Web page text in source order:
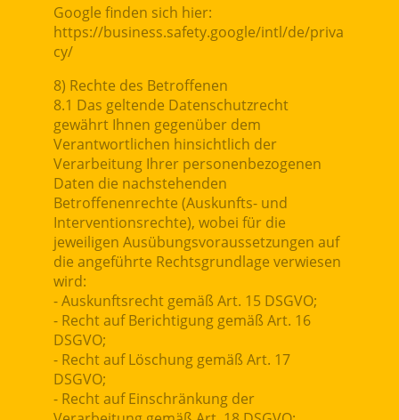
Google finden sich hier:
https://business.safety.google/intl/de/priva
cy/
8) Rechte des Betroffenen
8.1 Das geltende Datenschutzrecht
gewährt Ihnen gegenüber dem
Verantwortlichen hinsichtlich der
Verarbeitung Ihrer personenbezogenen
Daten die nachstehenden
Betroffenenrechte (Auskunfts- und
Interventionsrechte), wobei für die
jeweiligen Ausübungsvoraussetzungen auf
die angeführte Rechtsgrundlage verwiesen
wird:
- Auskunftsrecht gemäß Art. 15 DSGVO;
- Recht auf Berichtigung gemäß Art. 16
DSGVO;
- Recht auf Löschung gemäß Art. 17
DSGVO;
- Recht auf Einschränkung der